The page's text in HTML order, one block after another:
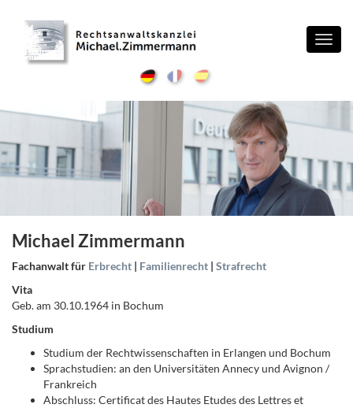
Michael Zimmermann
Fachanwalt für Erbrecht Familienrecht Strafrecht
Vita
Geb. am 30.10.1964 in Bochum
Studium
Studium der Rechtwissenschaften in Erlangen und Bochum
Sprachstudien: an den Universitäten Annecy und Avignon /
Frankreich
Abschluss: Certificat des Hautes Etudes des Lettres et